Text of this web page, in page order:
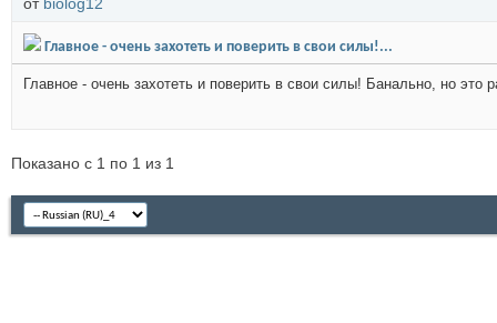
Главное - очень захотеть и поверить в свои силы!...
Главное - очень захотеть и поверить в свои силы! Банально, но это
Показано с 1 по 1 из 1